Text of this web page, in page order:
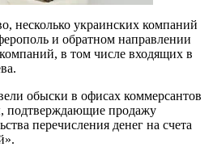
несколько украинских компаний
и обратном направлении
в том числе входящих в
обыски в офисах коммерсантов
подтверждающие продажу
перечисления денег на счета